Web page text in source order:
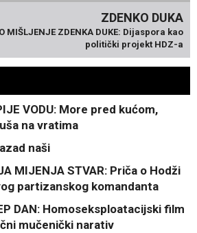
ZDENKO DUKA
MIŠLJENJE ZDENKA DUKE: Dijaspora kao
politički projekt HDZ-a
VODU: More pred kućom,
na vratima
naši
MIJENJA STVAR: Priča o Hodži
partizanskog komandanta
DAN: Homoseksploatacijski film
mučenički narativ